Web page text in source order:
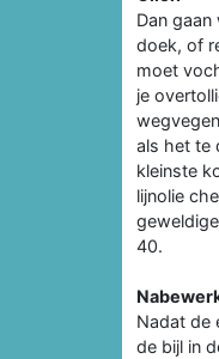
Dan
doek, of
moet
je
als het te
kleinste
lijnolie
40.
Nadat de
de bijl in